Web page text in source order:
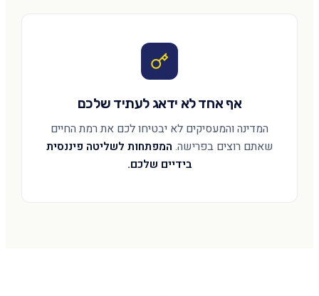
אף אחד לא ידאג לעתיד שלכם
המדינה והמעסיקים לא יבטיחו לכם את רמת החיים
שאתם רוצים בפרישה. המפתחות לשליטה פיננסית
בידיים שלכם.